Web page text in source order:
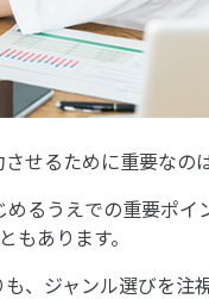
せるために重要なの
るうえでの重要ポイ
あります。
、ジャンル選びを注